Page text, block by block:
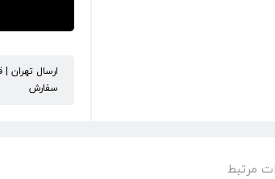
ارسال تهران
سفارش
مرتبط